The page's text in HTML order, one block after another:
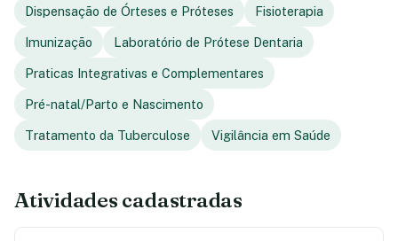
Dispensação de Órteses e Próteses Fisioterapia
Imunização Laboratório de Prótese Dentaria
Praticas Integrativas e Complementares
Pré-natal/Parto e Nascimento
Tratamento da Tuberculose Vigilância em Saúde
Atividades cadastradas